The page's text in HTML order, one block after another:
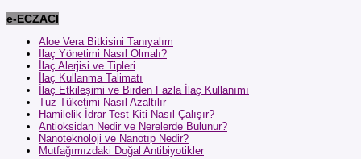
e-ECZACI
Aloe Vera Bitkisini Tanıyalım
İlaç Yönetimi Nasıl Olmalı?
İlaç Alerjisi ve Tipleri
İlaç Kullanma Talimatı
İlaç Etkileşimi ve Birden Fazla İlaç Kullanımı
Tuz Tüketimi Nasıl Azaltılır
Hamilelik İdrar Test Kiti Nasıl Çalışır?
Antioksidan Nedir ve Nerelerde Bulunur?
Nanoteknoloji ve Nanotıp Nedir?
Mutfağımızdaki Doğal Antibiyotikler